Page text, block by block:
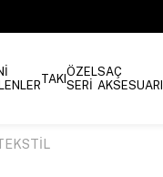
TAKIÖZEL
SERİ
SAÇ
AKSESUARI